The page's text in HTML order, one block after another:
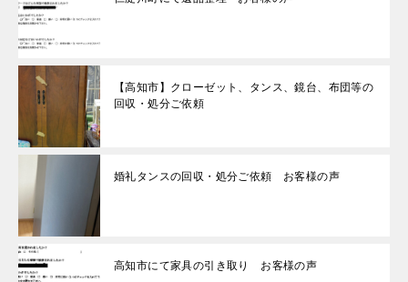
【高知市】クローゼット、タンス、鏡台、布団等の
回収・処分ご依頼
婚礼タンスの回収・処分ご依頼 お客様の声
高知市にて家具の引き取り お客様の声